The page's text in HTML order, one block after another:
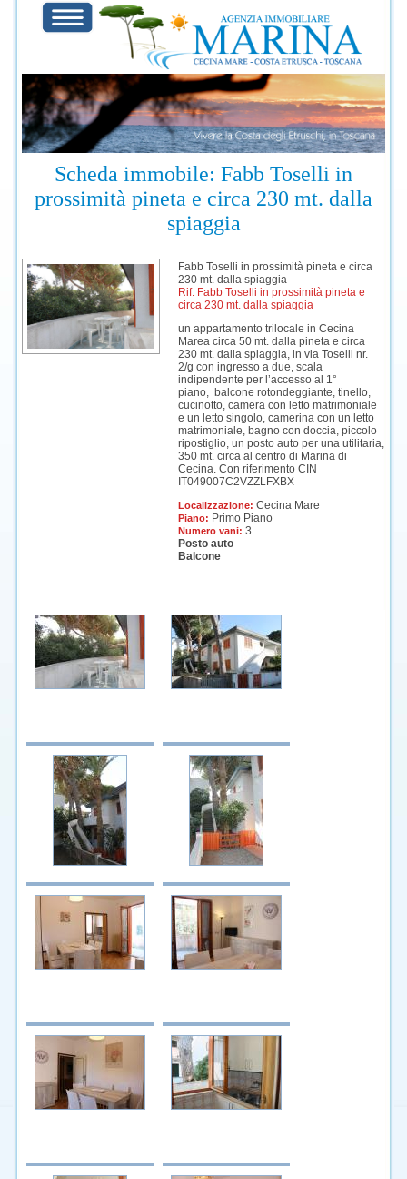
Scheda immobile: Fabb Toselli in
prossimità pineta e circa 230 mt. dalla
spiaggia
Fabb Toselli in prossimità pineta e circa
230 mt. dalla spiaggia
Rif: Fabb Toselli in prossimità pineta e
circa 230 mt. dalla spiaggia
un appartamento trilocale in Cecina
Marea circa 50 mt. dalla pineta e circa
230 mt. dalla spiaggia, in via Toselli nr.
2/g con ingresso a due, scala
indipendente per l’accesso al 1°
piano, balcone rotondeggiante, tinello,
cucinotto, camera con letto matrimoniale
e un letto singolo, camerina con un letto
matrimoniale, bagno con doccia, piccolo
ripostiglio, un posto auto per una utilitaria,
350 mt. circa al centro di Marina di
Cecina. Con riferimento CIN
IT049007C2VZZLFXBX
Localizzazione: Cecina Mare
Piano: Primo Piano
Numero vani: 3
Posto auto
Balcone